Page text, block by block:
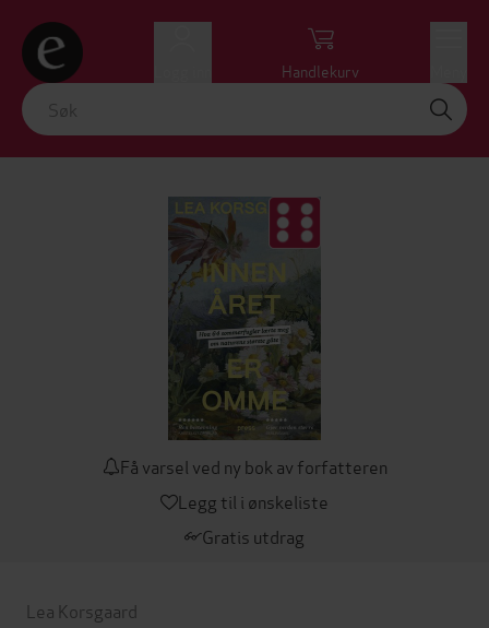
Handlekurv
Få varsel ved ny bok av forfatteren
Legg til i ønskeliste
Gratis utdrag
Lea Korsgaard